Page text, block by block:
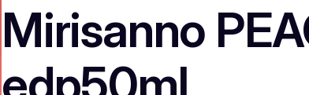
Mirisanno
edp50ml